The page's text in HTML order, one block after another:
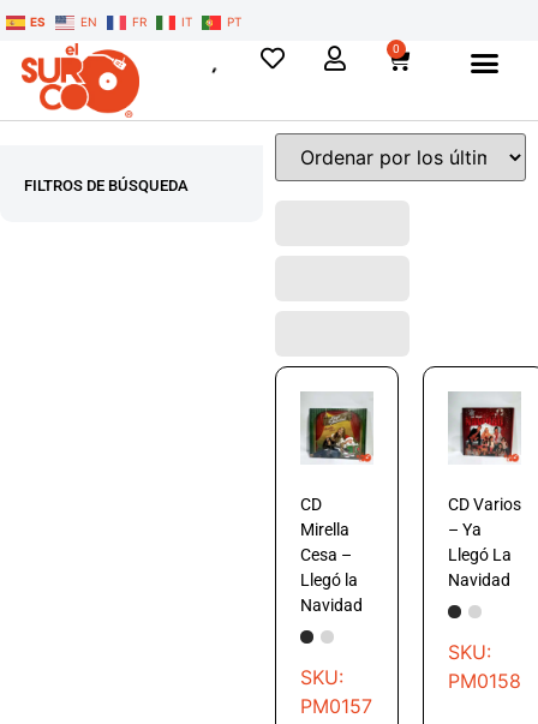
ES EN FR IT PT
0
FILTROS DE BÚSQUEDA
CD
Mirella
Cesa –
Llegó la
Navidad
SKU:
PM0157
CD Varios
– Ya
Llegó La
Navidad
SKU:
PM0158